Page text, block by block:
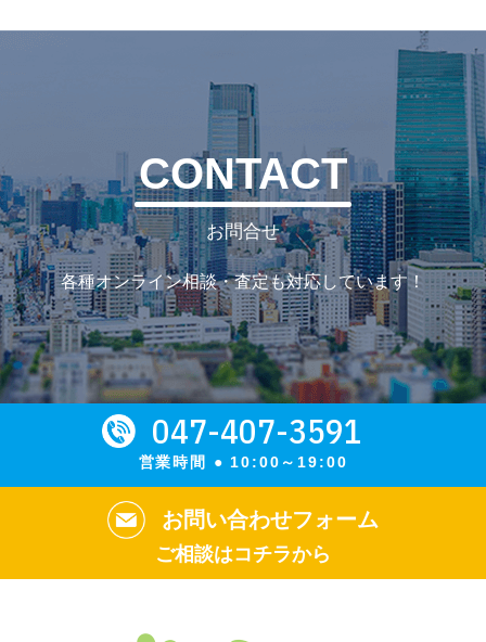
CONTACT
お問合せ
各種オンライン相談・査定も対応しています！
047-407-3591
営業時間 ● 10:00～19:00
お問い合わせフォーム
ご相談はコチラから